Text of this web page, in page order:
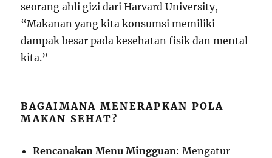
seorang ahli gizi dari Harvard University,
“Makanan yang kita konsumsi memiliki
dampak besar pada kesehatan fisik dan mental
kita.”
BAGAIMANA MENERAPKAN POLA
MAKAN SEHAT?
Rencanakan Menu Mingguan: Mengatur